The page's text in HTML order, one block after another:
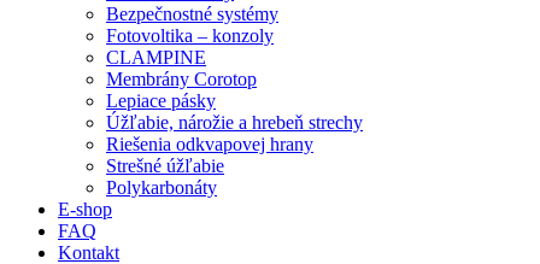
Bezpečnostné systémy
Fotovoltika – konzoly
CLAMPINE
Membrány Corotop
Lepiace pásky
Úžľabie, nárožie a hrebeň strechy
Riešenia odkvapovej hrany
Strešné úžľabie
Polykarbonáty
E-shop
FAQ
Kontakt